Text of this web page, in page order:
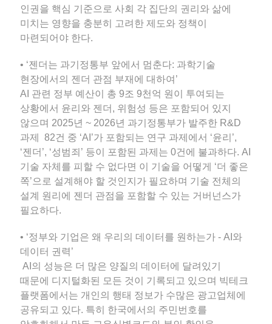
인권을 핵심 기준으로 사회 각 집단의 권리와 삶에
미치는 영향을 충분히 고려한 제도와 정책이
마련되어야 한다.
• ‘젠더는 과기정통부 앞에서 멈춘다: 과학기술
현장에서의 젠더 관점 부재에 대하여’
AI 관련 정부 예산이 총 9조 9천억 원이 투여되는
상황에서 윤리와 젠더, 위험성 등은 포함되어 있지
않으며 2025년 ~ 2026년 과기정통부가 발주한 R&D
과제 82건 중 ‘AI’가 포함되는 연구 과제에서 ‘윤리’,
‘젠더’, ‘성범죄’ 등이 포함된 과제는 0건에 불과하다. AI
기술 자체를 피할 수 없다면 이 기술을 어떻게 ‘더 좋은
쪽’으로 설계해야 할 것인지가 필요하며 기술 전체의
설계 원리에 젠더 관점을 포함할 수 있는 거버넌스가
필요하다.
• ‘정부와 기업은 왜 우리의 데이터를 원하는가 - AI와
데이터 권력’
AI의 성능은 더 많은 양질의 데이터에 달려있기
때문에 디지털화된 모든 것이 기록되고 있으며 빅테크
플랫폼에서는 개인의 행태 정보가 수많은 광고업체에
공유되고 있다. 특히 한국에서의 주민번호를